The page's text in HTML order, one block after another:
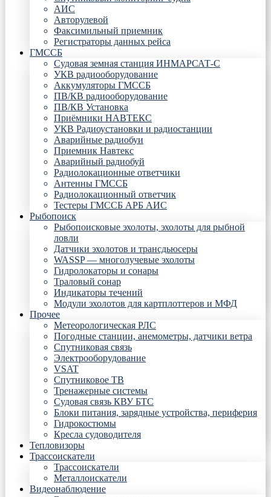
АИС
Авторулевой
Факсимильный приемник
Регистраторы данных рейса
ГМССБ
Судовая земная станция ИНМАРСАТ-С
УКВ радиооборудование
Аккумуляторы ГМССБ
ПВ/КВ радиооборудование
ПВ/КВ Установка
Приёмники НАВТЕКС
УКВ Радиоустановки и радиостанции
Аварийные радиобуи
Приемник Навтекс
Аварийный радиобуй
Радиолокационные ответчики
Антенны ГМССБ
Радиолокационный ответчик
Тестеры ГМССБ АРБ АИС
Рыбопоиск
Рыбопоисковые эхолоты, эхолоты для рыбной
ловли
Датчики эхолотов и трансдьюсеры
WASSP — многолучевые эхолоты
Гидролокаторы и сонары
Траловый сонар
Индикаторы течений
Модули эхолотов для картплоттеров и МФД
Прочее
Метеорологическая РЛС
Погодные станции, анемометры, датчики ветра
Спутниковая связь
Электрооборудование
VSAT
Спутниковое ТВ
Тренажерные системы
Судовая связь КВУ БТС
Блоки питания, зарядные устройства, периферия
Гидрокостюмы
Кресла судоводителя
Тепловизоры
Трассоискатели
Трассоискатели
Металлоискатели
Видеонаблюдение